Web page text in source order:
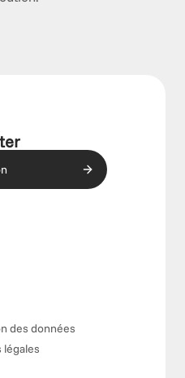
des données
légales